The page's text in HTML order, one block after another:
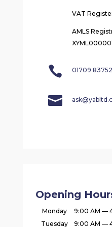
VAT
AMLS
 01709

Opening
Monday
9:00 AM —
Tuesday
9:00 AM —